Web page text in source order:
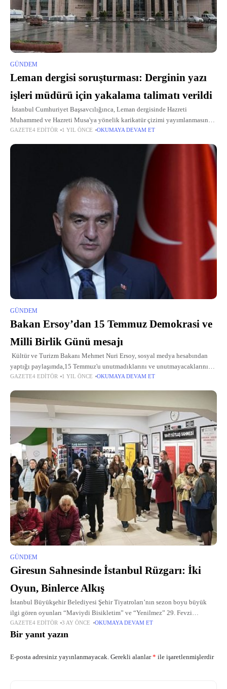
GÜNDEM
Leman dergisi soruşturması: Derginin yazı
işleri müdürü için yakalama talimatı verildi
İstanbul Cumhuriyet Başsavcılığınca, Leman dergisinde Hazreti
Muhammed ve Hazreti Musa'ya yönelik karikatür çizimi yayımlanmasına
ilişkin başlatılan soruşturma sürüyor. Soruşturma kapsamında yurt dışında
GAZETE4 EDITÖR 1 YIL ÖNCE OKUMAYA DEVAM ET
GÜNDEM
Bakan Ersoy’dan 15 Temmuz Demokrasi ve
Milli Birlik Günü mesajı
Kültür ve Turizm Bakanı Mehmet Nuri Ersoy, sosyal medya hesabından
yaptığı paylaşımda,15 Temmuz'u unutmadıklarını ve unutmayacaklarını
belirterek, şunları kaydetti: "15 Temmuz, aziz milletimizin iradesine,
GAZETE4 EDITÖR 1 YIL ÖNCE OKUMAYA DEVAM ET
GÜNDEM
Giresun Sahnesinde İstanbul Rüzgarı: İki
Oyun, Binlerce Alkış
İstanbul Büyükşehir Belediyesi Şehir Tiyatroları’nın sezon boyu büyük
ilgi gören oyunları “Maviydi Bisikletim” ve “Yenilmez” 29. Fevzi
Bayazıtoğlu Tiyatro Günleri kapsamında Giresun seyircisiyle buluştu.
GAZETE4 EDITÖR 3 AY ÖNCE OKUMAYA DEVAM ET
Bir yanıt yazın
E-posta adresiniz yayınlanmayacak. Gerekli alanlar* ile işaretlenmişlerdir